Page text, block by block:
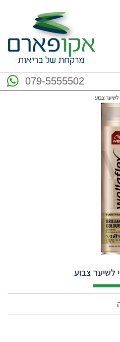
079-5555502
לשיער צבוע
לשיער צבוע